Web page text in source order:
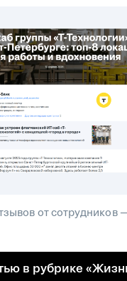
от сотрудников
в рубрике